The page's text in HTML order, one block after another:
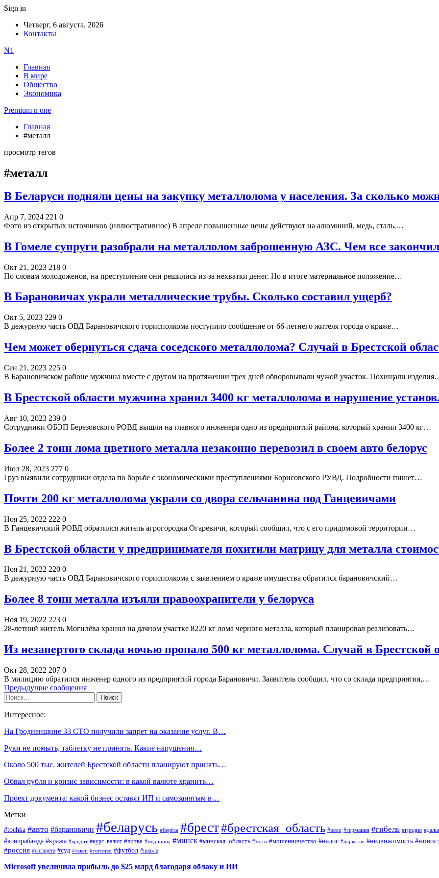
Sign in
Четверг, 6 августа, 2026
Контакты
N1
Главная
В мире
Общество
Экономика
Premium n one
Главная
#металл
просмотр тегов
#металл
В Беларуси подняли цены на закупку металлолома у населения. За сколько
Апр 7, 2024 221 0
Фото из открытых источников (иллюстративное) В апреле повышенные цены действуют на алюминий, медь, сталь,…
В Гомеле супруги разобрали на металлолом заброшенную АЗС. Чем все
Окт 21, 2023 218 0
По словам молодоженов, на преступление они решились из-за нехватки денег. Но в итоге материальное положение…
В Барановичах украли металлические трубы. Сколько составил ущерб?
Окт 5, 2023 229 0
В дежурную часть ОВД Барановичского горисполкома поступило сообщение от 66-летнего жителя города о краже…
Чем может обернуться сдача соседского металлолома? Случай в Брестской
Сен 21, 2023 225 0
В Барановичском районе мужчина вместе с другом на протяжении трех дней обворовывали чужой участок. Похищали
В Брестской области мужчина хранил 3400 кг металлолома в нарушение
Авг 10, 2023 239 0
Cотрудники ОБЭП Березовского РОВД вышли на главного инженера одно из предприятий района, который хранил 3400 кг…
Более 2 тонн лома цветного металла незаконно перевозил в своем авто белорус
Июл 28, 2023 277 0
Груз выявили сотрудники отдела по борьбе с экономическими преступлениями Борисовского РУВД. Подробности пишет…
Почти 200 кг металлолома украли со двора сельчанина под Ганцевичами
Ноя 25, 2022 222 0
В Ганцевичский РОВД обратился житель агрогородка Огаревичи, который сообщил, что с его придомовой территории…
В Брестской области у предпринимателя похитили матрицу для металла
Ноя 21, 2022 220 0
В дежурную часть ОВД Барановичского горисполкома с заявлением о краже имущества обратился барановичский…
Более 8 тонн металла изъяли правоохранители у белоруса
Ноя 19, 2022 223 0
28-летний житель Могилёва хранил на дачном участке 8220 кг лома черного металла, который планировал реализовать…
Из незапертого склада ночью пропало 500 кг металлолома. Случай в Брестской
Окт 28, 2022 207 0
В милицию обратился инженер одного из предприятий города Барановичи. Заявитель сообщил, что со склада предприятия,…
Предыдущие сообщения
Интересное:
На Гродненщине 33 СТО получили запрет на оказание услуг. В…
Руки не помыть, таблетку не принять. Какие нарушения…
Около 500 тыс. жителей Брестской области планируют принять…
Обвал рубля и кризис зависимости: в какой валюте хранить…
Проект документа: какой бизнес оставят ИП и самозанятым в…
Метки
#tochka #авто #барановичи #беларусь #берёза #брест#брестская_область #вело #германия #гибель #гродно
#контрабанда #кража #кредит #курс_валют #литва #медицина #минск #минская_область #мото #мошенничество #налог #наркотик #недвижимость
#россия #сигарета #суд #такси #топливо #футбол #школа
Microsoft увеличила прибыль до $25 млрд благодаря облаку и ИИ